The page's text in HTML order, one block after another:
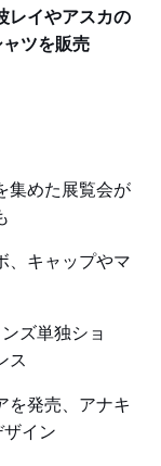
レイやアスカの
ツを販売
集めた展覧会が
、キャップやマ
ズ単独ショ
ス
を発売、アナキ
イン